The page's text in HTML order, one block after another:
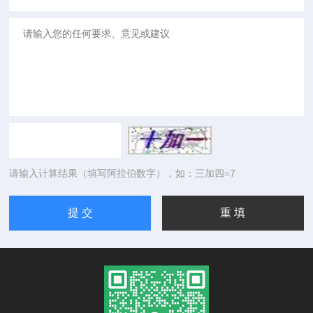
请输入计算结果（填写阿拉伯数字），如：三加四=7